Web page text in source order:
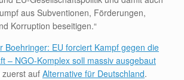
aus Subventionen, Förderungen,
Korruption beseitigen.“
Boehringer: EU forciert Kampf gegen die
– NGO-Komplex soll massiv ausgebaut
auf Alternative für Deutschland.